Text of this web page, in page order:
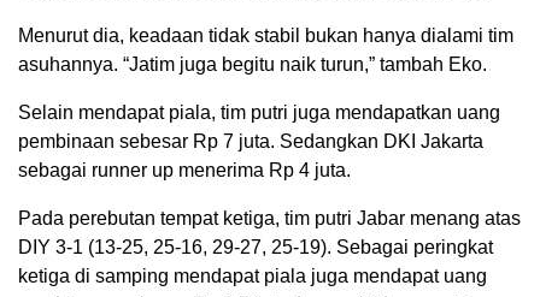
Menurut dia, keadaan tidak stabil bukan hanya dialami tim
asuhannya. “Jatim juga begitu naik turun,” tambah Eko.
Selain mendapat piala, tim putri juga mendapatkan uang
pembinaan sebesar Rp 7 juta. Sedangkan DKI Jakarta
sebagai runner up menerima Rp 4 juta.
Pada perebutan tempat ketiga, tim putri Jabar menang atas
DIY 3-1 (13-25, 25-16, 29-27, 25-19). Sebagai peringkat
ketiga di samping mendapat piala juga mendapat uang